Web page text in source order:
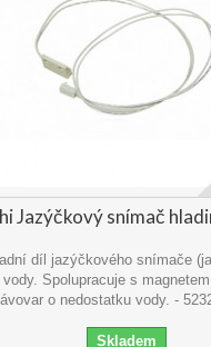
Jazýčkový snímač
díl jazýčkového snímače
Spolupracuje s
o nedostatku vody. -
Skladem